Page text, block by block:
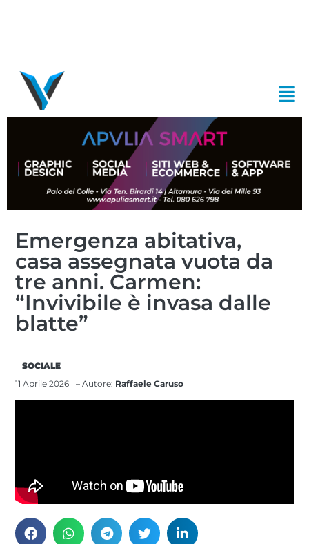
Emergenza abitativa,
casa assegnata vuota da
tre anni. Carmen:
“Invivibile è invasa dalle
blatte”
SOCIALE
11 Aprile 2026
– Autore: Raffaele Caruso